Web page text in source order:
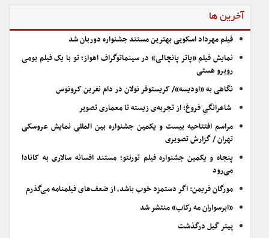
آخرین ها
فیلم مهرداد اسکویی بهترین مستند جشنواره دوربان شد
نمایش فیلم «پاتر پانچالی» در سینماتوگراف اهواز؛ تو با یک فیلم بومی
روبرو هستی
نگاهی به «اودیسه»/ کریستوفر نولان در دام نفرین کرونوس
شاعرانگیِ فروغ؛ از تجربه‌ی زیسته تا معماری تصویر
مراسم افتتاحیه بیست و یکمین جشنواره بین المللی نمایش عروسکی
تهران / گزارش تصویری
پنجاه و یکمین جشنواره فیلم تورنتو؛ مستند افسانه سالاری به کانادا
می‌رود
مورگان فریمن: اگر دستمزد خوب باشد، از ضعف‌های فیلمنامه می‌گذرم
«ابرسواران مه رکاب» منتشر شد
پیتر گیل درگذشت